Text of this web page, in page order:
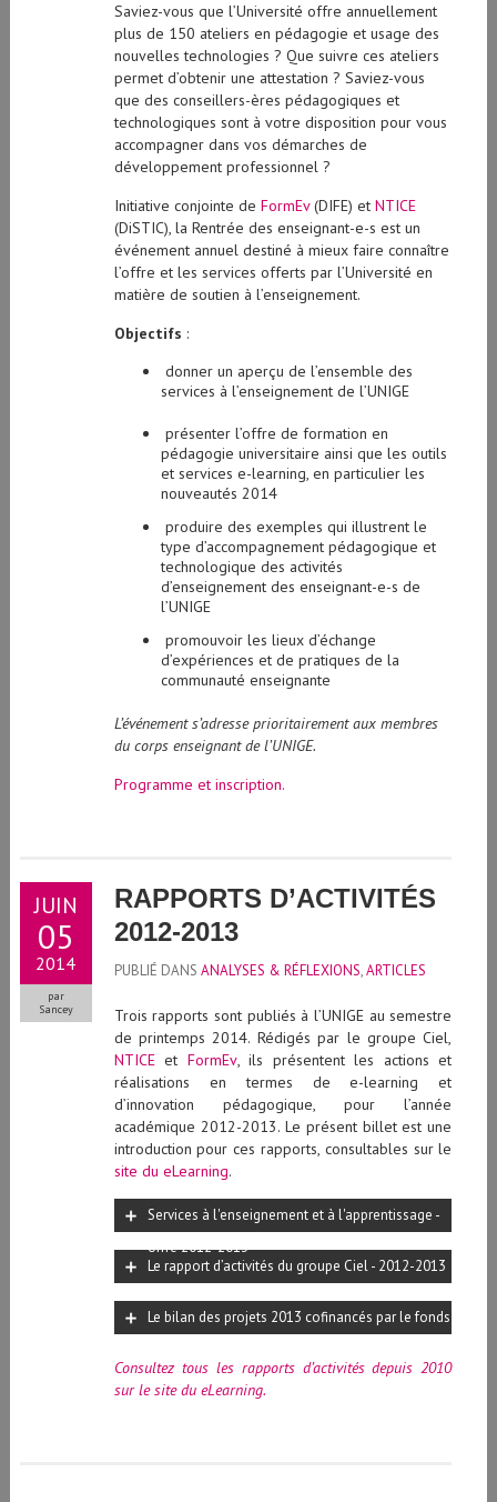
Saviez-vous que l’Université offre annuellement
plus de 150 ateliers en pédagogie et usage des
nouvelles technologies ? Que suivre ces ateliers
permet d’obtenir une attestation ? Saviez-vous
que des conseillers-ères pédagogiques et
technologiques sont à votre disposition pour vous
accompagner dans vos démarches de
développement professionnel ?
Initiative conjointe de FormEv(DIFE) et NTICE
(DiSTIC), la Rentrée des enseignant-e-s est un
événement annuel destiné à mieux faire connaître
l’offre et les services offerts par l’Université en
matière de soutien à l’enseignement.
Objectifs :
donner un aperçu de l’ensemble des
services à l’enseignement de l’UNIGE
présenter l’offre de formation en
pédagogie universitaire ainsi que les outils
et services e-learning, en particulier les
nouveautés 2014
produire des exemples qui illustrent le
type d’accompagnement pédagogique et
technologique des activités
d’enseignement des enseignant-e-s de
l’UNIGE
promouvoir les lieux d’échange
d’expériences et de pratiques de la
communauté enseignante
L’événement s’adresse prioritairement aux membres
du corps enseignant de l’UNIGE.
Programme et inscription.
JUIN
05
2014
par
Sancey
RAPPORTS D’ACTIVITÉS
2012-2013
PUBLIÉ DANS ANALYSES & RÉFLEXIONS,ARTICLES
Trois rapports sont publiés à l’UNIGE au semestre
de printemps 2014. Rédigés par le groupe Ciel,
NTICEet FormEv, ils présentent les actions et
réalisations en termes de e-learning et
d’innovation pédagogique, pour l’année
académique 2012-2013. Le présent billet est une
introduction pour ces rapports, consultables sur le
site du eLearning.
Services à l'enseignement et à l'apprentissage -
offre 2012-2013
Le rapport d’activités du groupe Ciel - 2012-2013
Le bilan des projets 2013 cofinancés par le fonds
Consultez tous les rapports d’activités depuis 2010
sur le site du eLearning.